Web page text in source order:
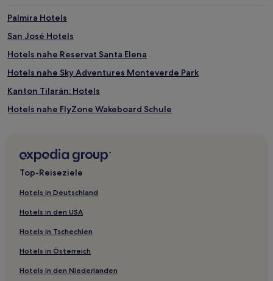
gefunden
Preise
Verfügbarkeiten
können
ändern.
können
Palmira Hotels
San José Hotels
Hotels nahe Reservat Santa Elena
Hotels nahe Sky Adventures Monteverde Park
Kanton Tilarán: Hotels
Hotels nahe FlyZone Wakeboard Schule
3-Sterne-Hotels in Arenal
Hotels mit Thermalbad in Arenal
Haustierfreundliche in Nuevo Arenal
Haustierfreundliche in Cañas
Top-Reiseziele
Hotels in Deutschland
Hotels in den USA
Hotels in Tschechien
Hotels in Österreich
Hotels in den Niederlanden